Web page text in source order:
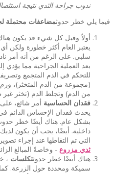
ندوب جراحة الثدي نتيجة
فيما يلي خطر حدوثمضاعفات محتملة
أولاً وقبل كل شيء قد يكون
يعتبر العام أكثر خطورة
سلبي. على الرغم من أنه أمر
بعد العملية الجراحية مما
للتحكم في الدم المتجمع
(مجموعة من الدم المتخثر)،
من الدم) وتجلط الدم (تخثر غير
فقدان الحساسية أمر شائع،
يحدث فقدان الإحساس الدائم في
بشكل عام. هناك أيضًا خطر
داخلية. أيضًا، يجب أن يكون
التي تم التقاطها عند إجراء
ثدي مزروع - وخاصةً المبالغ
هناك أيضًا خطر حدوثتكلسات ،
سميكة ومحددة حول الزرعة. كما